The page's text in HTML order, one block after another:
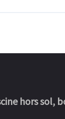
hors sol,